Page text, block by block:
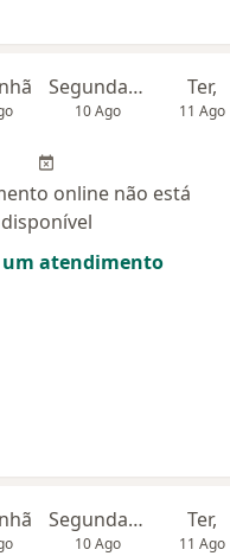
Segunda-feira
10 Ago
Ter,
11 Ago
online não está
disponível
atendimento
Segunda-feira
10 Ago
Ter,
11 Ago